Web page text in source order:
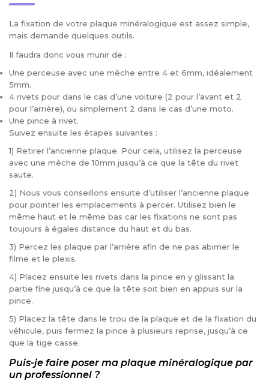
La fixation de votre plaque minéralogique est assez simple,
mais demande quelques outils.
Il faudra donc vous munir de :
Une perceuse avec une mèche entre 4 et 6mm, idéalement
5mm.
4 rivets pour dans le cas d’une voiture (2 pour l’avant et 2
pour l’arrière), ou simplement 2 dans le cas d’une moto.
Une pince à rivet.
Suivez ensuite les étapes suivantes :
1) Retirer l’ancienne plaque. Pour cela, utilisez la perceuse
avec une mèche de 10mm jusqu’à ce que la tête du rivet
saute.
2) Nous vous conseillons ensuite d’utiliser l’ancienne plaque
pour pointer les emplacements à percer. Utilisez bien le
même haut et le même bas car les fixations ne sont pas
toujours à égales distance du haut et du bas.
3) Percez les plaque par l’arrière afin de ne pas abimer le
filme et le plexis.
4) Placez ensuite les rivets dans la pince en y glissant la
partie fine jusqu’à ce que la tête soit bien en appuis sur la
pince.
5) Placez la tête dans le trou de la plaque et de la fixation du
véhicule, puis fermez la pince à plusieurs reprise, jusqu’à ce
que la tige casse.
Puis-je faire poser ma plaque minéralogique par
un professionnel ?